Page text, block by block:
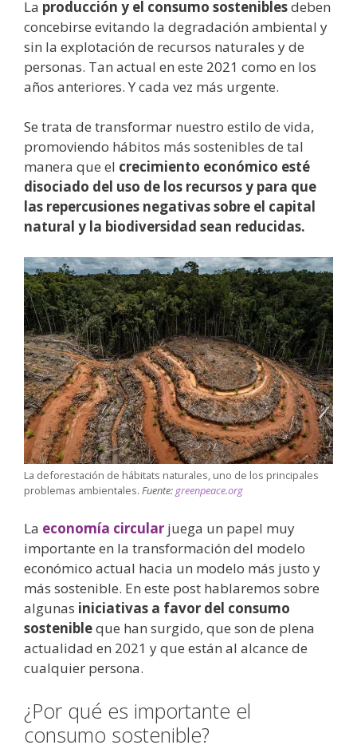
La producción y el consumo sosteniblesdeben
concebirse evitando la degradación ambiental y
sin la explotación de recursos naturales y de
personas. Tan actual en este 2021 como en los
años anteriores. Y cada vez más urgente.
Se trata de transformar nuestro estilo de vida,
promoviendo hábitos más sostenibles de tal
manera que el crecimiento económico esté
disociado del uso de los recursosy para que
las repercusiones negativas sobre el capital
natural y la biodiversidad sean reducidas.
La deforestación de hábitats naturales, uno de los principales
problemas ambientales. Fuente:greenpeace.org
La economía circular juega un papel muy
importante en la transformación del modelo
económico actual hacia un modelo más justo y
más sostenible. En este post hablaremos sobre
algunas iniciativas a favor del consumo
sostenibleque han surgido, que son de plena
actualidad en 2021 y que están al alcance de
cualquier persona.
¿Por qué es importante el
consumo sostenible?